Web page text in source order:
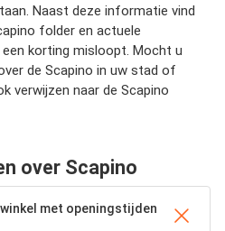
Naast deze informatie vind
folder en actuele
korting misloopt. Mocht u
de Scapino in uw stad of
verwijzen naar de Scapino
over Scapino
met openingstijden